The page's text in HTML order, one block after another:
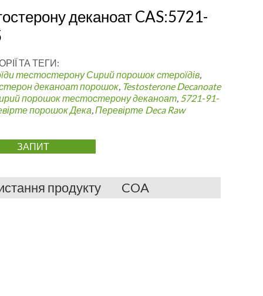
деканоат CAS:5721-
ТА ТЕГИ:
тестостерону Сирий порошок стероїдів,
деканоат порошок, Testosterone Decanoate
порошок тестостерону деканоат, 5721-91-
порошок Дека,Перевірте Deca Raw
ЗАПИТ
продукту COA